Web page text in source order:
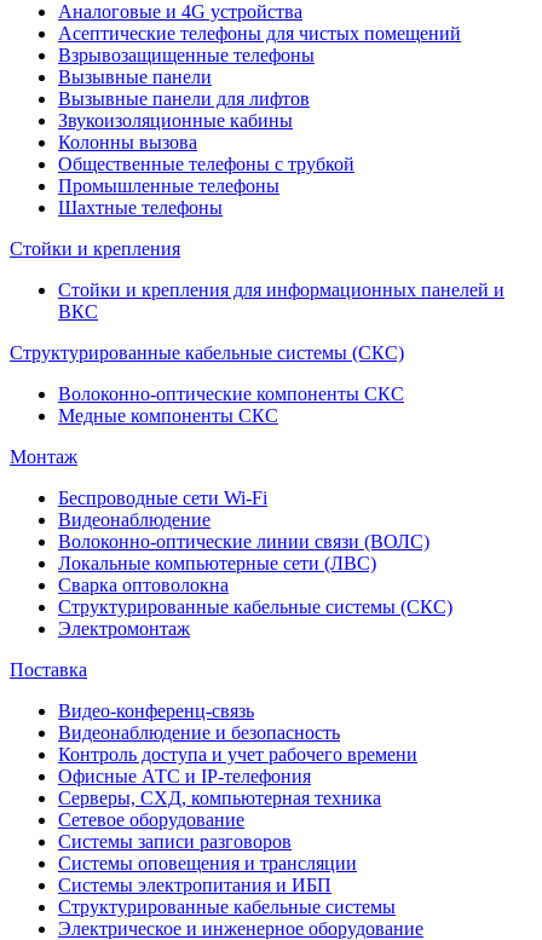
Аналоговые и 4G устройства
Асептические телефоны для чистых помещений
Взрывозащищенные телефоны
Вызывные панели
Вызывные панели для лифтов
Звукоизоляционные кабины
Колонны вызова
Общественные телефоны с трубкой
Промышленные телефоны
Шахтные телефоны
Стойки и крепления
Стойки и крепления для информационных панелей и
ВКС
Структурированные кабельные системы (СКС)
Волоконно-оптические компоненты СКС
Медные компоненты СКС
Монтаж
Беспроводные сети Wi-Fi
Видеонаблюдение
Волоконно-оптические линии связи (ВОЛС)
Локальные компьютерные сети (ЛВС)
Сварка оптоволокна
Структурированные кабельные системы (СКС)
Электромонтаж
Поставка
Видео-конференц-связь
Видеонаблюдение и безопасность
Контроль доступа и учет рабочего времени
Офисные АТС и IP-телефония
Серверы, СХД, компьютерная техника
Сетевое оборудование
Системы записи разговоров
Системы оповещения и трансляции
Системы электропитания и ИБП
Структурированные кабельные системы
Электрическое и инженерное оборудование